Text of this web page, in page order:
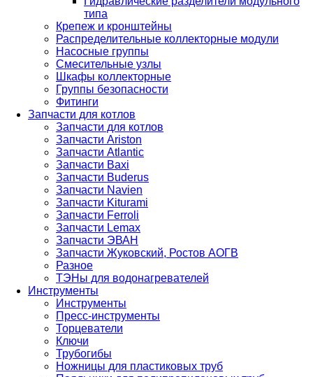
типа
Крепеж и кронштейны
Распределительные коллекторные модули
Насосные группы
Смесительные узлы
Шкафы коллекторные
Группы безопасности
Фитинги
Запчасти для котлов
Запчасти для котлов
Запчасти Ariston
Запчасти Atlantic
Запчасти Baxi
Запчасти Buderus
Запчасти Navien
Запчасти Kiturami
Запчасти Ferroli
Запчасти Lemax
Запчасти ЭВАН
Запчасти Жуковский, Ростов АОГВ
Разное
ТЭНы для водонагревателей
Инструменты
Инструменты
Пресс-инструменты
Торцеватели
Ключи
Трубогибы
Ножницы для пластиковых труб